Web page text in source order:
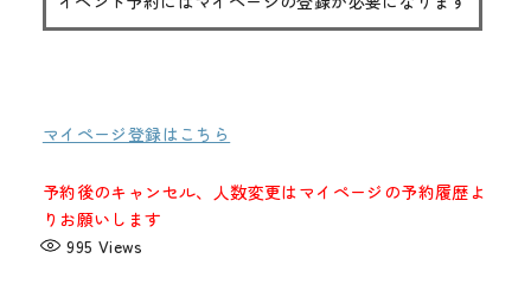
マイページ登録はこちら
予約後のキャンセル、人数変更はマイページの予約履歴よ
りお願いします
995 Views